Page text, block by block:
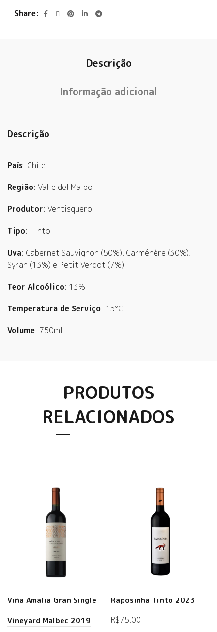
Share
Descrição
Informação adicional
Descrição
País: Chile
Região: Valle del Maipo
Produtor: Ventisquero
Tipo: Tinto
Uva: Cabernet Sauvignon (50%), Carménére (30%),
Syrah (13%) e Petit Verdot (7%)
Teor Alcoólico: 13%
Temperatura de Serviço: 15°C
Volume: 750ml
PRODUTOS
RELACIONADOS
Viña Amalia Gran Single
Vineyard Malbec 2019
Raposinha Tinto 2023
R$75,00